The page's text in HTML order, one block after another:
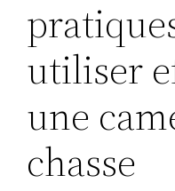
utiliser
une
chasse